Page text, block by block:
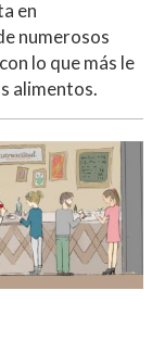
en
numerosos
lo que más le
alimentos.